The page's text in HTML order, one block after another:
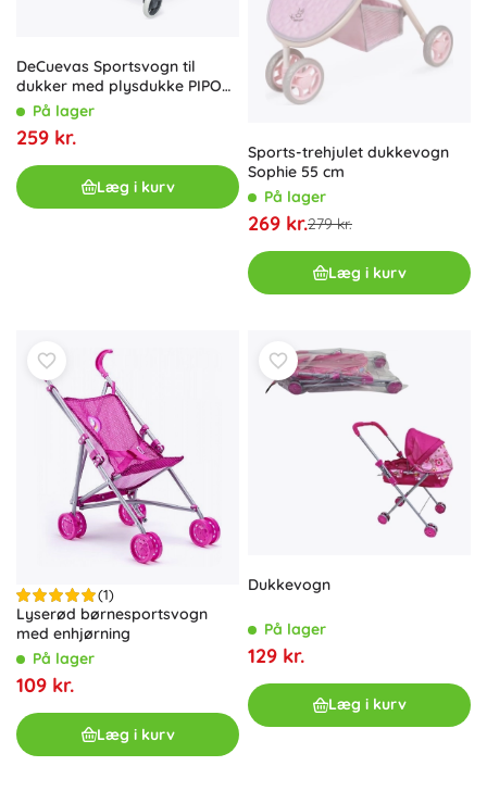
DeCuevas Sportsvogn til
dukker med plysdukke PIPO
2022På lager
259 kr.
Læg i kurv
Sports-trehjulet dukkevogn
Sophie 55 cm
På lager
269 kr.279 kr.
Læg i kurv
(1)
Lyserød børnesportsvogn
med enhjørning
På lager
109 kr.
Læg i kurv
Dukkevogn
På lager
129 kr.
Læg i kurv